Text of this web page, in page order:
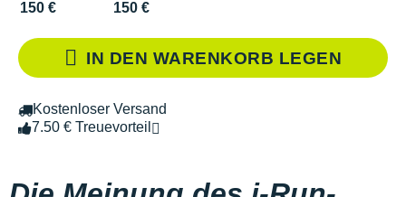
150 € 150 €
IN DEN WARENKORB LEGEN
Kostenloser Versand
7.50 € Treuevorteil